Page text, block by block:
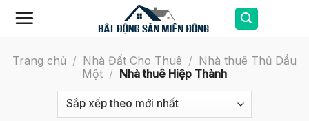
Trang chủ / Nhà Đất Cho Thuê / Nhà thuê Thủ Dầu
Một / Nhà thuê Hiệp Thành